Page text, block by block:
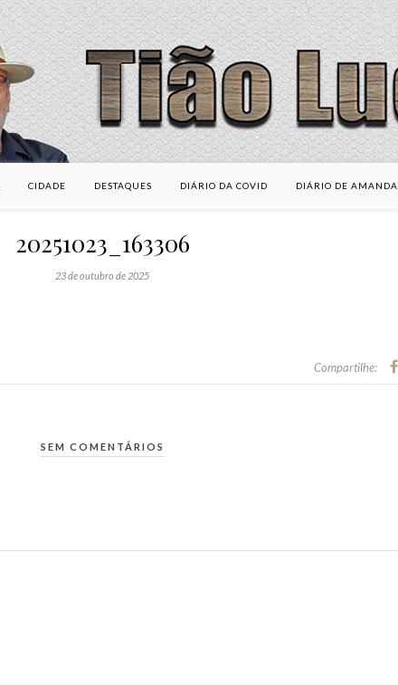
CIDADE DESTAQUES DIÁRIO DA COVID DIÁRIO DE AMANDA
20251023_163306
23 de outubro de 2025
Compartilhe:
SEM COMENTÁRIOS